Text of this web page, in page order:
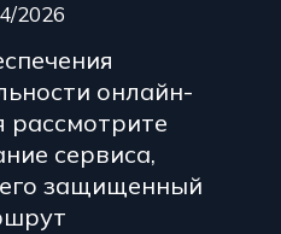
2026
онлайн-
рассмотрите
сервиса,
защищенный